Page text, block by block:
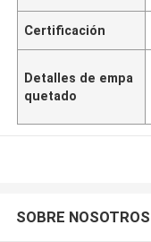
Certificación
Detalles de empa
quetado
SOBRE NOSOTROS